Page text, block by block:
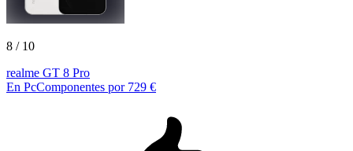
8 / 10
realme GT 8 Pro
En PcComponentes por 729 €